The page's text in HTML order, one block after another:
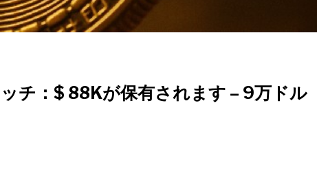
チ：$ 88Kが保有されます – 9万ドル